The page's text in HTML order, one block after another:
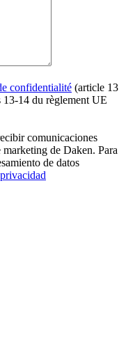
confidentialité (article 13
13-14 du règlement UE
comunicaciones
de Daken. Para
de datos